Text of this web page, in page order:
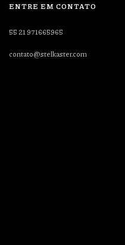
ENTRE EM CONTATO
55 21 971665965
contato@stelkaster.com